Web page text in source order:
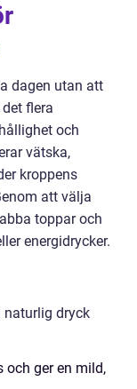
dagen utan att
flera
och
vätska,
kroppens
att välja
toppar och
energidrycker.
naturlig dryck
och ger en mild,